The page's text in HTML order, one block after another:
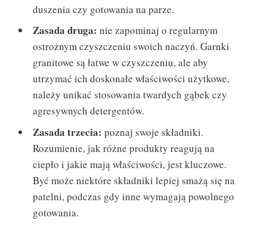
duszenia czy gotowania na parze.
Zasada druga: nie zapominaj o regularnym
ostrożnym czyszczeniu swoich naczyń. Garnki
granitowe są łatwe w czyszczeniu, ale aby
utrzymać ich doskonałe właściwości użytkowe,
należy unikać stosowania twardych gąbek czy
agresywnych detergentów.
Zasada trzecia: poznaj swoje składniki.
Rozumienie, jak różne produkty reagują na
ciepło i jakie mają właściwości, jest kluczowe.
Być może niektóre składniki lepiej smażą się na
patelni, podczas gdy inne wymagają powolnego
gotowania.